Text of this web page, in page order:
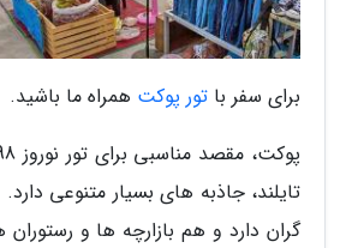
برای سفر با تور پوکت همراه ما باشید.
تایلند، جاذبه های بسیار متنوعی
گران دارد و هم بازارچه ها و